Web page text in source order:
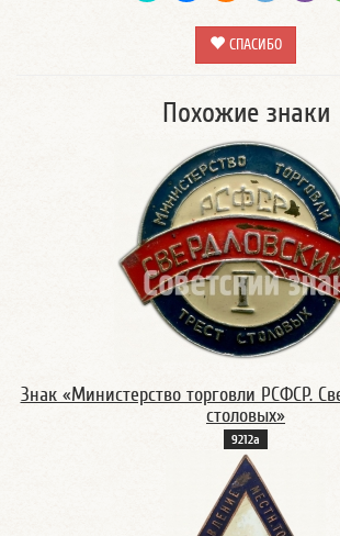
СПАСИБО
Похожие знаки
Знак «Министерство торговли РСФСР.
столовых»
9212а